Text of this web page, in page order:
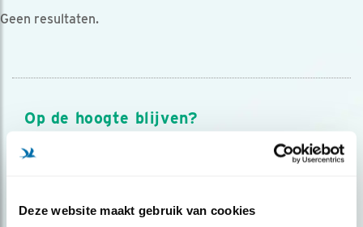
Deze website maakt gebruik van cookies
Geen resultaten.
Op de hoogte blijven?
Meld je aan en ontvang nieuws, inspiratie, acties en tips
over vogels en activiteiten van Vogelbescherming.